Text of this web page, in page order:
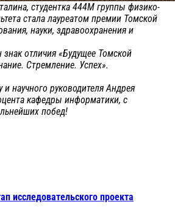
студентка 444М группы физико-
стала лауреатом премии Томской
науки, здравоохранения и
знак отличия «Будущее Томской
Стремление. Успех».
научного руководителя Андрея
кафедры информатики, с
побед!
исследовательского проекта